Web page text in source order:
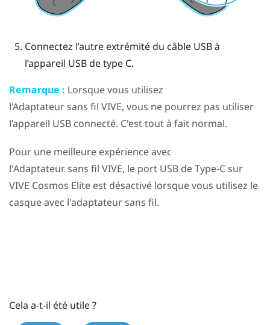
Connectez l’autre extrémité du câble USB à
l’appareil USB de type C.
Remarque : Lorsque vous utilisez
l’Adaptateur sans fil VIVE, vous ne pourrez pas utiliser
l’appareil USB connecté. C'est tout à fait normal.
Pour une meilleure expérience avec
l'Adaptateur sans fil VIVE, le port USB de Type-Csur
VIVE Cosmos Elite est désactivé lorsque vous utilisez le
casque avec l'adaptateur sans fil.
Cela a-t-il été utile ?